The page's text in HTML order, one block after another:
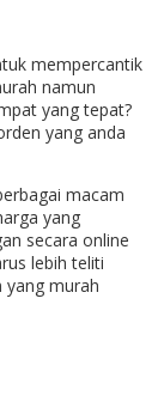
mempercantik
namun
yang tepat?
yang anda
macam
yang
secara online
lebih teliti
yang murah